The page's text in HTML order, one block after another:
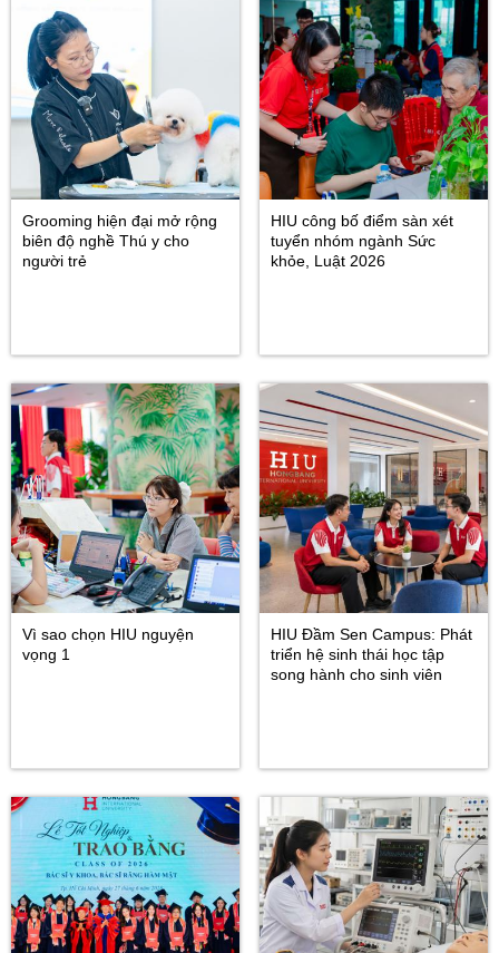
Grooming hiện đại mở rộng
biên độ nghề Thú y cho
người trẻ
HIU công bố điểm sàn xét
tuyển nhóm ngành Sức
khỏe, Luật 2026
Vì sao chọn HIU nguyện
vọng 1
HIU Đầm Sen Campus: Phát
triển hệ sinh thái học tập
song hành cho sinh viên